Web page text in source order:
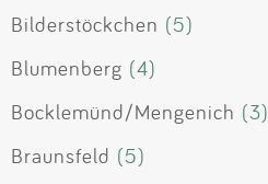
Bilderstöckchen (5)
Blumenberg (4)
Bocklemünd/Mengenich (3)
Braunsfeld (5)